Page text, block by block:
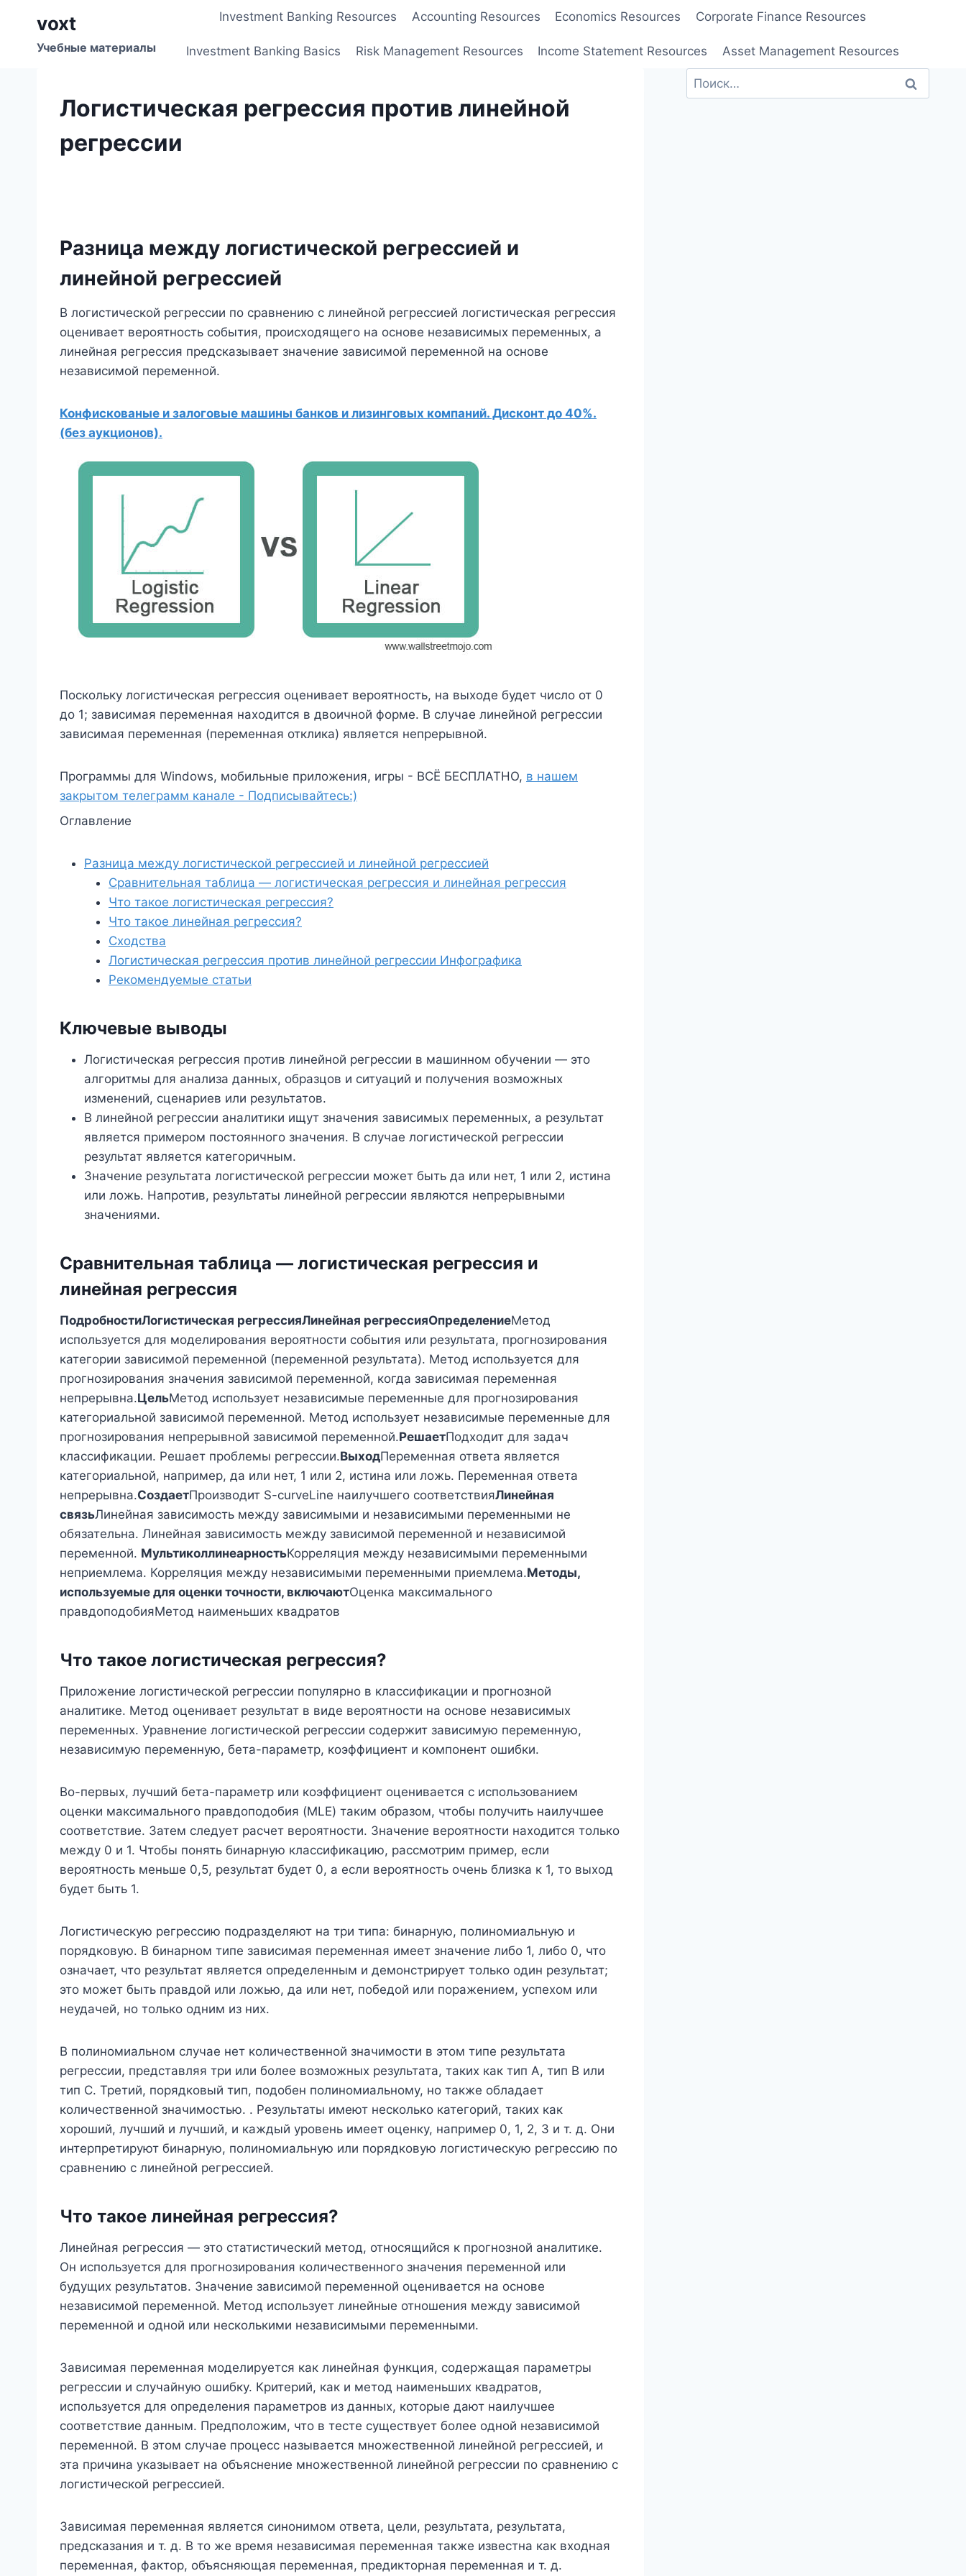
содержимому
voxt
Учебные материалы
Investment Banking Resources Accounting Resources Economics Resources Corporate Finance Resources
Investment Banking Basics Risk Management Resources Income Statement Resources Asset Management Resources
Логистическая регрессия против линейной
регрессии
Разница между логистической регрессией и
линейной регрессией
В логистической регрессии по сравнению с линейной регрессией логистическая регрессия
оценивает вероятность события, происходящего на основе независимых переменных, а
линейная регрессия предсказывает значение зависимой переменной на основе
независимой переменной.
Конфискованые и залоговые машины банков и лизинговых компаний. Дисконт до 40%.
(без аукционов).
Поскольку логистическая регрессия оценивает вероятность, на выходе будет число от 0
до 1; зависимая переменная находится в двоичной форме. В случае линейной регрессии
зависимая переменная (переменная отклика) является непрерывной.
Программы для Windows, мобильные приложения, игры - ВСЁ БЕСПЛАТНО, в нашем
закрытом телеграмм канале - Подписывайтесь:)
Оглавление
Разница между логистической регрессией и линейной регрессией
Сравнительная таблица — логистическая регрессия и линейная регрессия
Что такое логистическая регрессия?
Что такое линейная регрессия?
Сходства
Логистическая регрессия против линейной регрессии Инфографика
Рекомендуемые статьи
Ключевые выводы
Логистическая регрессия против линейной регрессии в машинном обучении — это
алгоритмы для анализа данных, образцов и ситуаций и получения возможных
изменений, сценариев или результатов.
В линейной регрессии аналитики ищут значения зависимых переменных, а результат
является примером постоянного значения. В случае логистической регрессии
результат является категоричным.
Значение результата логистической регрессии может быть да или нет, 1 или 2, истина
или ложь. Напротив, результаты линейной регрессии являются непрерывными
значениями.
Сравнительная таблица — логистическая регрессия и
линейная регрессия
ПодробностиЛогистическая регрессияЛинейная регрессияОпределениеМетод
используется для моделирования вероятности события или результата, прогнозирования
категории зависимой переменной (переменной результата). Метод используется для
прогнозирования значения зависимой переменной, когда зависимая переменная
непрерывна.ЦельМетод использует независимые переменные для прогнозирования
категориальной зависимой переменной. Метод использует независимые переменные для
прогнозирования непрерывной зависимой переменной.РешаетПодходит для задач
классификации. Решает проблемы регрессии.ВыходПеременная ответа является
категориальной, например, да или нет, 1 или 2, истина или ложь. Переменная ответа
непрерывна.СоздаетПроизводит S-curveLine наилучшего соответствияЛинейная
связьЛинейная зависимость между зависимыми и независимыми переменными не
обязательна. Линейная зависимость между зависимой переменной и независимой
переменной. МультиколлинеарностьКорреляция между независимыми переменными
неприемлема. Корреляция между независимыми переменными приемлема.Методы,
используемые для оценки точности, включаютОценка максимального
правдоподобияМетод наименьших квадратов
Что такое логистическая регрессия?
Приложение логистической регрессии популярно в классификации и прогнозной
аналитике. Метод оценивает результат в виде вероятности на основе независимых
переменных. Уравнение логистической регрессии содержит зависимую переменную,
независимую переменную, бета-параметр, коэффициент и компонент ошибки.
Во-первых, лучший бета-параметр или коэффициент оценивается с использованием
оценки максимального правдоподобия (MLE) таким образом, чтобы получить наилучшее
соответствие. Затем следует расчет вероятности. Значение вероятности находится только
между 0 и 1. Чтобы понять бинарную классификацию, рассмотрим пример, если
вероятность меньше 0,5, результат будет 0, а если вероятность очень близка к 1, то выход
будет быть 1.
Логистическую регрессию подразделяют на три типа: бинарную, полиномиальную и
порядковую. В бинарном типе зависимая переменная имеет значение либо 1, либо 0, что
означает, что результат является определенным и демонстрирует только один результат;
это может быть правдой или ложью, да или нет, победой или поражением, успехом или
неудачей, но только одним из них.
В полиномиальном случае нет количественной значимости в этом типе результата
регрессии, представляя три или более возможных результата, таких как тип A, тип B или
тип C. Третий, порядковый тип, подобен полиномиальному, но также обладает
количественной значимостью. . Результаты имеют несколько категорий, таких как
хороший, лучший и лучший, и каждый уровень имеет оценку, например 0, 1, 2, 3 и т. д. Они
интерпретируют бинарную, полиномиальную или порядковую логистическую регрессию по
сравнению с линейной регрессией.
Что такое линейная регрессия?
Линейная регрессия — это статистический метод, относящийся к прогнозной аналитике.
Он используется для прогнозирования количественного значения переменной или
будущих результатов. Значение зависимой переменной оценивается на основе
независимой переменной. Метод использует линейные отношения между зависимой
переменной и одной или несколькими независимыми переменными.
Зависимая переменная моделируется как линейная функция, содержащая параметры
регрессии и случайную ошибку. Критерий, как и метод наименьших квадратов,
используется для определения параметров из данных, которые дают наилучшее
соответствие данным. Предположим, что в тесте существует более одной независимой
переменной. В этом случае процесс называется множественной линейной регрессией, и
эта причина указывает на объяснение множественной линейной регрессии по сравнению с
логистической регрессией.
Зависимая переменная является синонимом ответа, цели, результата, результата,
предсказания и т. д. В то же время независимая переменная также известна как входная
переменная, фактор, объясняющая переменная, предикторная переменная и т. д.
Найти: